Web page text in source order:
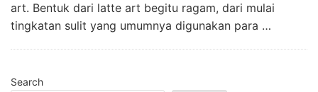
art. Bentuk dari latte art begitu ragam, dari mulai
tingkatan sulit yang umumnya digunakan para …
Search